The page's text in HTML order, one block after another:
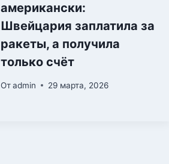
американски:
Швейцария заплатила за
ракеты, а получила
только счёт
Отadmin 29 марта, 2026